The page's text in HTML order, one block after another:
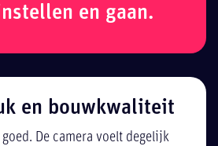
en gaan.
en bouwkwaliteit
De camera voelt degelijk